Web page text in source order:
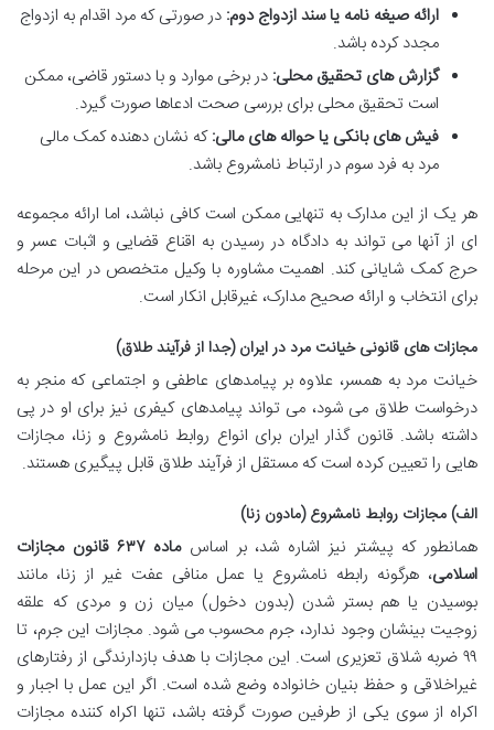
ارائه صیغه نامه یا سند ازدواج دوم: در صورتی که مرد اقدام به ازدواج
مجدد کرده باشد.
گزارش های تحقیق محلی: در برخی موارد و با دستور قاضی، ممکن
است تحقیق محلی برای بررسی صحت ادعاها صورت گیرد.
فیش های بانکی یا حواله های مالی:که نشان دهنده کمک مالی
مرد به فرد سوم در ارتباط نامشروع باشد.
هر یک از این مدارک به تنهایی ممکن است کافی نباشد، اما ارائه مجموعه
ای از آنها می تواند به دادگاه در رسیدن به اقناع قضایی و اثبات عسر و
حرج کمک شایانی کند. اهمیت مشاوره با وکیل متخصص در این مرحله
برای انتخاب و ارائه صحیح مدارک، غیرقابل انکار است.
مجازات های قانونی خیانت مرد در ایران (جدا از فرآیند طلاق)
خیانت مرد به همسر، علاوه بر پیامدهای عاطفی و اجتماعی که منجر به
درخواست طلاق می شود، می تواند پیامدهای کیفری نیز برای او در پی
داشته باشد. قانون گذار ایران برای انواع روابط نامشروع و زنا، مجازات
هایی را تعیین کرده است که مستقل از فرآیند طلاق قابل پیگیری هستند.
الف) مجازات روابط نامشروع (مادون زنا)
همانطور که پیشتر نیز اشاره شد، بر اساس
ماده ۶۳۷ قانون مجازات
اسلامی، هرگونه رابطه نامشروع یا عمل منافی عفت غیر از زنا، مانند
بوسیدن یا هم بستر شدن (بدون دخول) میان زن و مردی که علقه
زوجیت بینشان وجود ندارد، جرم محسوب می شود. مجازات این جرم، تا
۹۹ ضربه شلاق تعزیری است. این مجازات با هدف بازدارندگی از رفتارهای
غیراخلاقی و حفظ بنیان خانواده وضع شده است. اگر این عمل با اجبار و
اکراه از سوی یکی از طرفین صورت گرفته باشد، تنها اکراه کننده مجازات